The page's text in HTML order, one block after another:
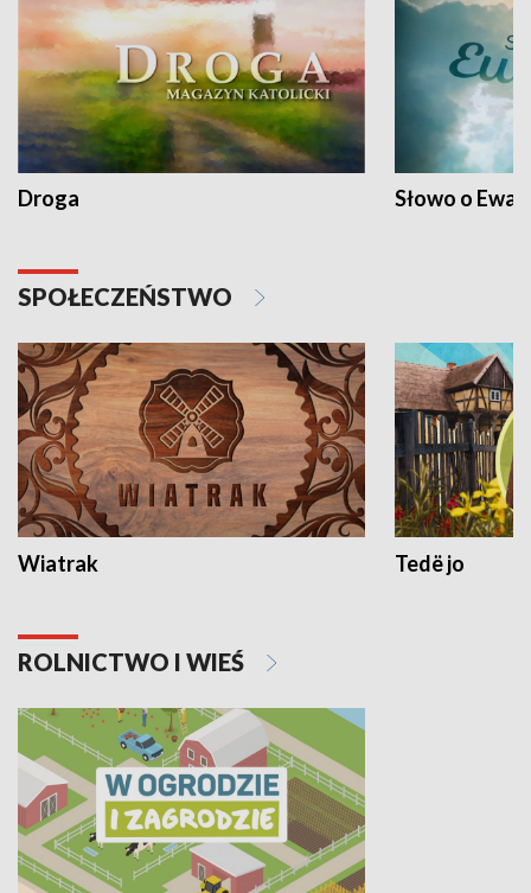
Droga Słowo o
SPOŁECZEŃSTWO
Wiatrak Tedë jo
ROLNICTWO I WIEŚ